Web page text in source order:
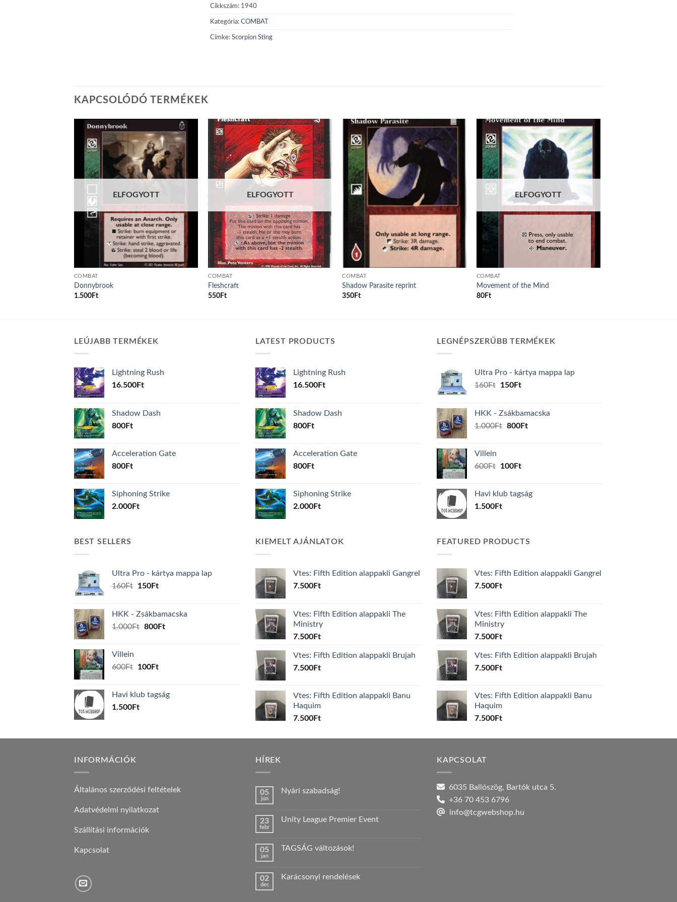
Cikkszám: 1940
Kategória: COMBAT
Címke: Scorpion Sting
KAPCSOLÓDÓ TERMÉKEK
Add to
wishlist
ELFOGYOTT
COMBAT
Donnybrook
1.500Ft
Add to
wishlist
ELFOGYOTT
COMBAT
Fleshcraft
550 Ft
COMBAT
Shadow Parasite reprint
350 Ft
Add to
wishlist
ELFOGYOTT
COMBAT
Movement of the Mind
80Ft
LEÚJABB TERMÉKEK
Lightning Rush
16.500Ft
Shadow Dash
800Ft
Acceleration Gate
800Ft
Siphoning Strike
2.000Ft
LATEST PRODUCTS
Lightning Rush
16.500Ft
Shadow Dash
800Ft
Acceleration Gate
800Ft
Siphoning Strike
2.000Ft
LEGNÉPSZERŰBB TERMÉKEK
Ultra Pro - kártya mappa lap
160Ft
Original
160Ft.
150FtCurrent
150Ft.
HKK - Zsákbamacska
1.000Ft Original
800FtCurrent
Villein
600Ft
Original
600Ft.
100FtCurrent
100Ft.
Havi klub tagság
1.500Ft
BEST SELLERS
Ultra Pro - kártya mappa lap
160Ft
Original
160Ft.
150FtCurrent
150Ft.
HKK - Zsákbamacska
1.000Ft Original
800FtCurrent
Villein
600Ft
Original
600Ft.
100FtCurrent
100Ft.
Havi klub tagság
1.500Ft
KIEMELT AJÁNLATOK
Vtes: Fifth Edition alappakli Gangrel
7.500Ft
Vtes: Fifth Edition alappakli The
Ministry
7.500Ft
Vtes: Fifth Edition alappakli Brujah
7.500Ft
Vtes: Fifth Edition alappakli Banu
Haquim
7.500Ft
FEATURED PRODUCTS
Vtes: Fifth Edition alappakli Gangrel
7.500Ft
Vtes: Fifth Edition alappakli The
Ministry
7.500Ft
Vtes: Fifth Edition alappakli Brujah
7.500Ft
Vtes: Fifth Edition alappakli Banu
Haquim
7.500Ft
INFORMÁCIÓK
Általános szerződési feltételek
Adatvédelmi nyilatkozat
Szállítási információk
Kapcsolat
HÍREK
05
jún
Nyári szabadság!
Nyári
23
febr
Unity League Premier Event
Unity
bejegyzéshez
05
jan
TAGSÁG változások!
TAGSÁG
02
dec
Karácsonyi rendelések
KAPCSOLAT
6035 Ballószög, Bartók utca 5.
+36 70 453 6796
info@tcgwebshop.hu